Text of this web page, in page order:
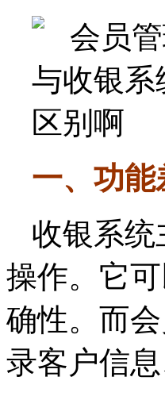
一、功能
收银系
操作。它
确性。而
录客户信